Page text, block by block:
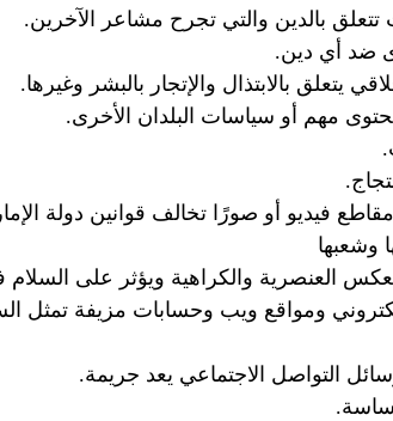
بالدين والتي تجرح مشاعر الآخرين.
ضد أي دين.
يتعلق بالابتذال والإتجار بالبشر وغيرها.
مهم أو سياسات البلدان الأخرى.
فيديو أو صورًا تخالف قوانين دولة
وشعبها
العنصرية والكراهية ويؤثر على السلام
ومواقع ويب وحسابات مزيفة تمثل
التواصل الاجتماعي يعد جريمة.